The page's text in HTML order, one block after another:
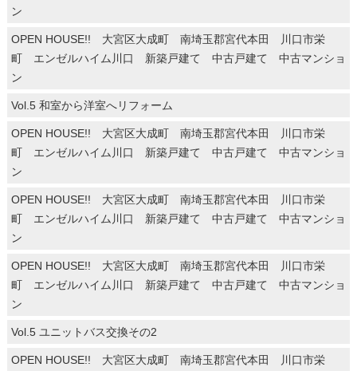
ン
OPEN HOUSE!! 大宮区大成町 南埼玉郡宮代本田 川口市栄
町 エンゼルハイム川口 新築戸建て 中古戸建て 中古マンショ
ン
Vol.5 和室から洋室へリフォーム
OPEN HOUSE!! 大宮区大成町 南埼玉郡宮代本田 川口市栄
町 エンゼルハイム川口 新築戸建て 中古戸建て 中古マンショ
ン
OPEN HOUSE!! 大宮区大成町 南埼玉郡宮代本田 川口市栄
町 エンゼルハイム川口 新築戸建て 中古戸建て 中古マンショ
ン
OPEN HOUSE!! 大宮区大成町 南埼玉郡宮代本田 川口市栄
町 エンゼルハイム川口 新築戸建て 中古戸建て 中古マンショ
ン
Vol.5 ユニットバス交換その2
OPEN HOUSE!! 大宮区大成町 南埼玉郡宮代本田 川口市栄